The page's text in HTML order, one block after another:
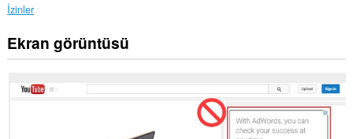
İzinler
Bu
eklenti,
sitelerindeki
Ekran görüntüsü